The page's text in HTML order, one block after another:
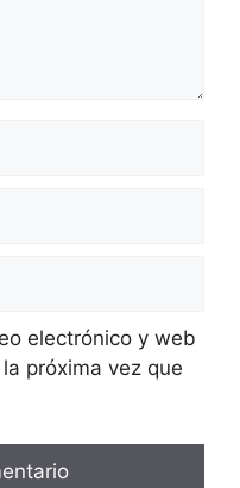
electrónico y web
próxima vez que